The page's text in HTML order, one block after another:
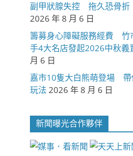
副甲狀腺失控 拖久恐骨折
2026 年 8 月 6 日
籌募身心障礙服務經費 竹
手4大名店發起2026中秋義
月 6 日
嘉市10隻大白熊萌登場 帶
玩法 2026 年 8 月 6 日
新聞曝光合作夥伴